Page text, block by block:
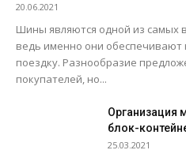
20.06.2021
Шины являются одной из самых
ведь именно они
поездку. Разнообразие
покупателей, но...
Организация
блок-
25.03.2021